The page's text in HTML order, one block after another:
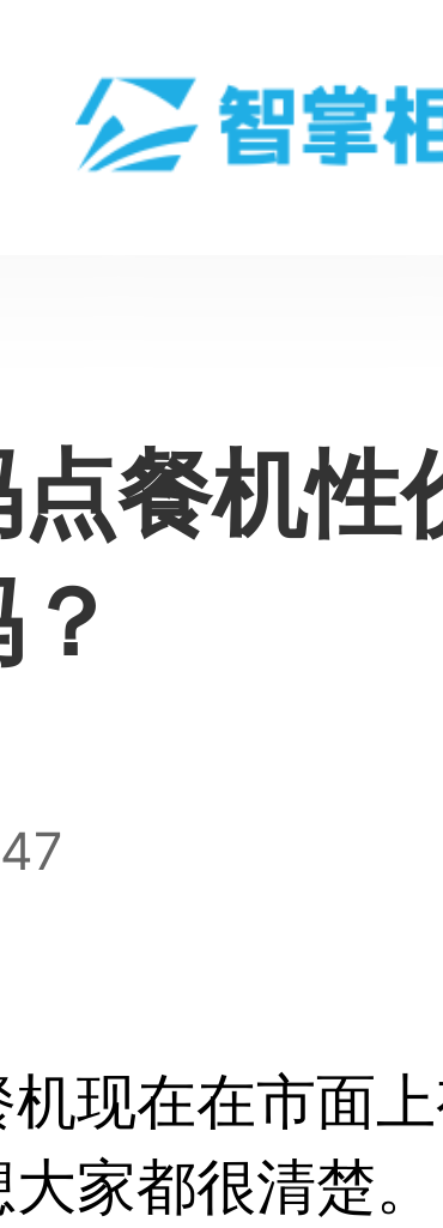
餐机性
机现在在市面
家都很清楚。